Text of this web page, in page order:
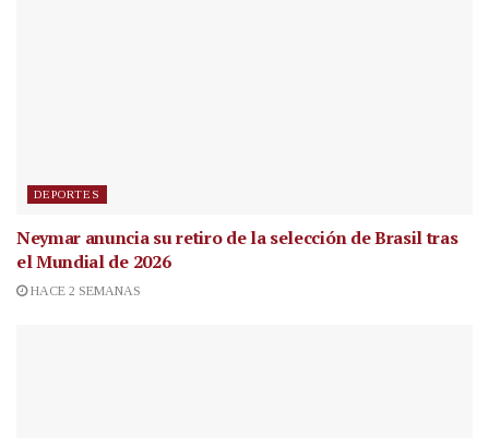
DEPORTES
Neymar anuncia su retiro de la selección de Brasil tras
el Mundial de 2026
HACE 2 SEMANAS